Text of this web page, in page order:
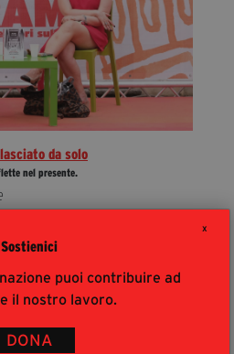
X
Sostienici
puoi contribuire ad
il nostro lavoro.
DONA
da solo
nel presente.